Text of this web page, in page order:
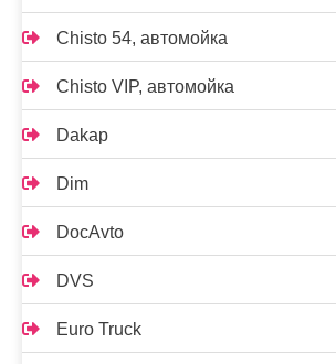
Chisto 54, автомойка
Chisto VIP, автомойка
Dakap
Dim
DocAvto
DVS
Euro Truck